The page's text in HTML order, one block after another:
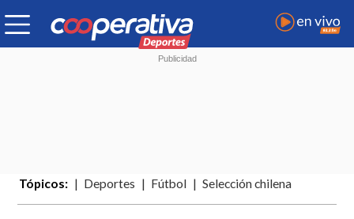
Tópicos: Deportes Fútbol Selección chilena